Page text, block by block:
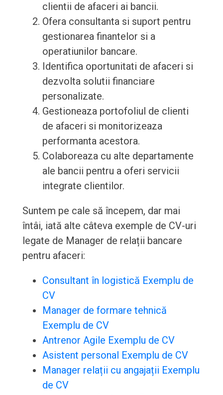
clientii de afaceri ai bancii.
Ofera consultanta si suport pentru
gestionarea finantelor si a
operatiunilor bancare.
Identifica oportunitati de afaceri si
dezvolta solutii financiare
personalizate.
Gestioneaza portofoliul de clienti
de afaceri si monitorizeaza
performanta acestora.
Colaboreaza cu alte departamente
ale bancii pentru a oferi servicii
integrate clientilor.
Suntem pe cale să începem, dar mai
întâi, iată alte câteva exemple de CV-uri
legate de Manager de relații bancare
pentru afaceri:
Consultant în logistică Exemplu de
CV
Manager de formare tehnică
Exemplu de CV
Antrenor Agile Exemplu de CV
Asistent personal Exemplu de CV
Manager relații cu angajații Exemplu
de CV